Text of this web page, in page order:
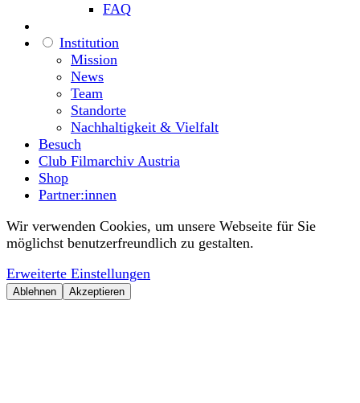
FAQ
Institution
Mission
News
Team
Standorte
Nachhaltigkeit & Vielfalt
Besuch
Club Filmarchiv Austria
Shop
Partner:innen
Wir verwenden Cookies, um unsere Webseite für Sie
möglichst benutzerfreundlich zu gestalten.
Erweiterte Einstellungen
Ablehnen Akzeptieren